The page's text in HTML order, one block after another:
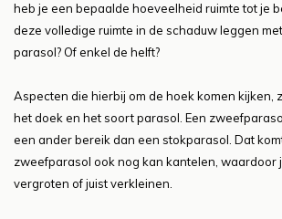
heb je een bepaalde hoeveelheid ruimte tot je
deze volledige ruimte in de schaduw leggen
parasol? Of enkel de helft?
Aspecten die hierbij om de hoek komen kijken,
het doek en het soort parasol. Een
een ander bereik dan een stokparasol. Dat
zweefparasol ook nog kan kantelen, waardoor
vergroten of juist verkleinen.